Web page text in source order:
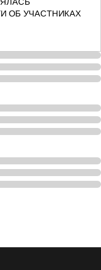
ОБ УЧАСТНИКАХ